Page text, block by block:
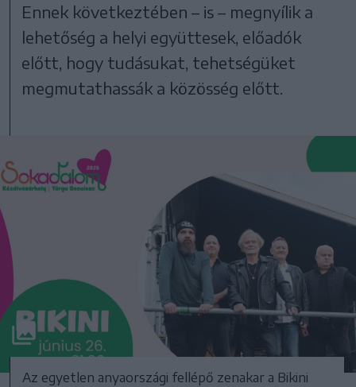
Ennek következtében – is – megnyílik a
lehetőség a helyi együttesek, előadók
előtt, hogy tudásukat, tehetségüket
megmutathassák a közösség előtt.
Az egyetlen anyaországi fellépő zenakar a Bikini